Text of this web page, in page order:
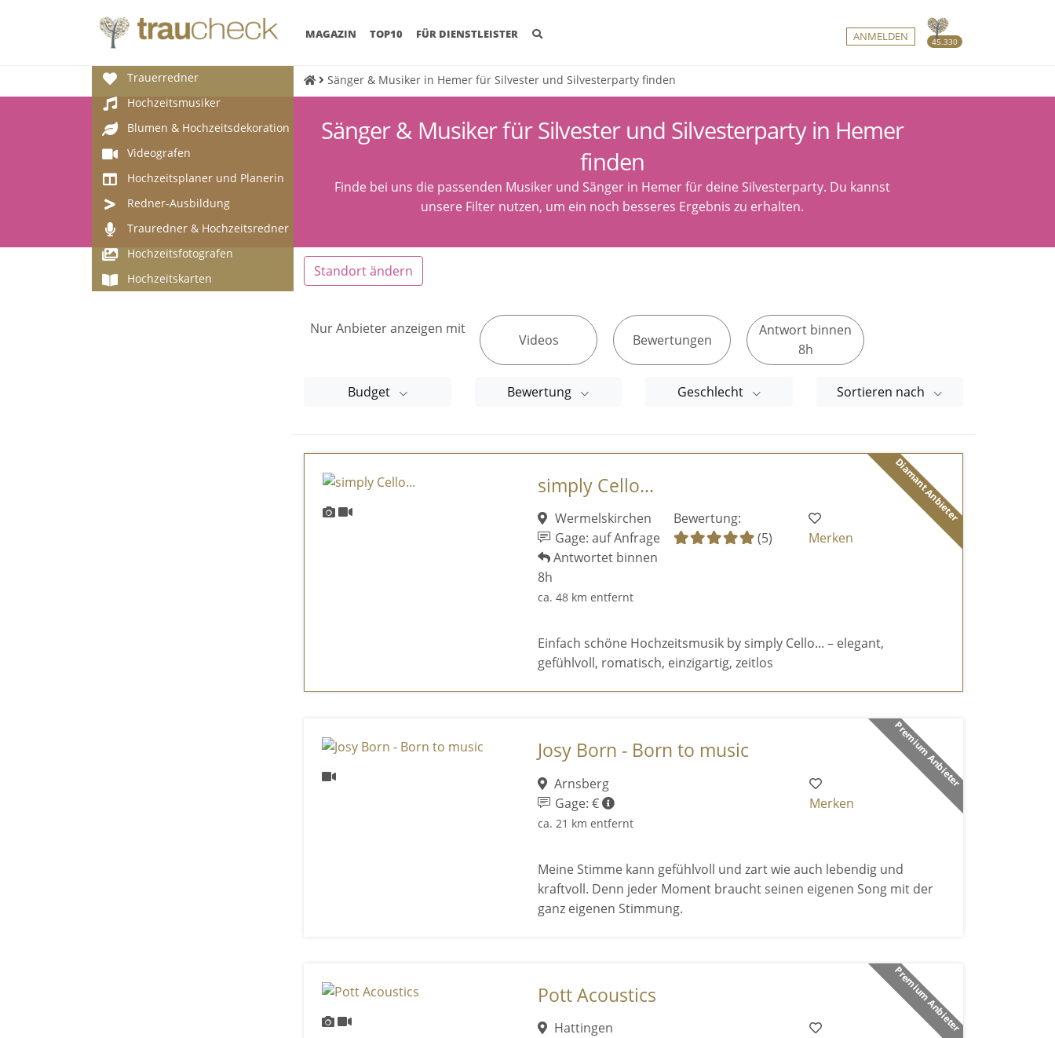
45.330
MAGAZIN (CURRENT)
TOP10 FÜR DIENSTLEISTER ANMELDEN
Trauerredner
Hochzeitsmusiker
Blumen & Hochzeitsdekoration
Videografen
Hochzeitsplaner und Planerin
Redner-Ausbildung
Trauredner & Hochzeitsredner
Hochzeitsfotografen
Hochzeitskarten
Sänger & Musiker in Hemer für Silvester und Silvesterparty finden
Sänger & Musiker für Silvester und Silvesterparty in Hemer
finden
Finde bei uns die passenden Musiker und Sänger in Hemer für deine Silvesterparty. Du kannst
unsere Filter nutzen, um ein noch besseres Ergebnis zu erhalten.
Standort ändern
Nur Anbieter anzeigen mit
Videos Bewertungen
Antwort binnen
8h
Budget Bewertung Geschlecht Sortieren nach
Diamant Anbieter
simply Cello...
Wermelskirchen
Gage: auf Anfrage
Antwortet binnen
8h
ca. 48 km entfernt
Bewertung:
(5)
Merken
Einfach schöne Hochzeitsmusik by simply Cello... – elegant,
gefühlvoll, romatisch, einzigartig, zeitlos
Premium Anbieter
Josy Born - Born to music
Arnsberg
Gage: €
ca. 21 km entfernt
Merken
Meine Stimme kann gefühlvoll und zart wie auch lebendig und
kraftvoll. Denn jeder Moment braucht seinen eigenen Song mit der
ganz eigenen Stimmung.
Premium Anbieter
Pott Acoustics
Hattingen